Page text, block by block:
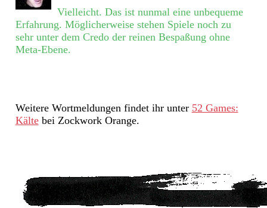
Vielleicht. Das ist nunmal eine unbequeme
Erfahrung. Möglicherweise stehen Spiele noch zu
sehr unter dem Credo der reinen Bespaßung ohne
Meta-Ebene.
Weitere Wortmeldungen findet ihr unter 52 Games:
Kältebei Zockwork Orange.